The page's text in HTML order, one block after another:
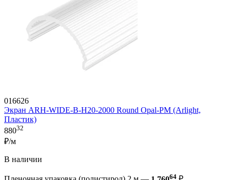
016626
Экран ARH-WIDE-B-H20-2000 Round Opal-PM (Arlight,
Пластик)
88032
₽/м
В наличии
64